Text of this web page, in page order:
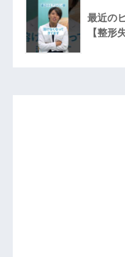
最近の
【整形